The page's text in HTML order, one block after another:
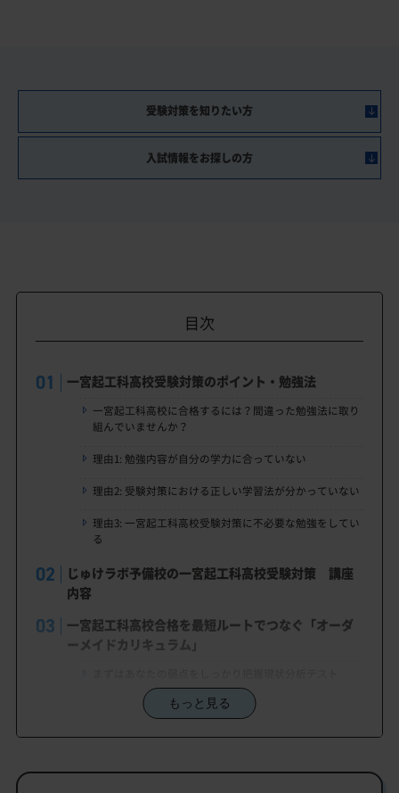
受験対策を知りたい方
入試情報をお探しの方
目次
一宮起工科高校受験対策のポイント・勉強法
一宮起工科高校に合格するには？間違った勉強法に取り
組んでいませんか？
理由1: 勉強内容が自分の学力に合っていない
理由2: 受験対策における正しい学習法が分かっていない
理由3: 一宮起工科高校受験対策に不必要な勉強をしてい
る
じゅけラボ予備校の一宮起工科高校受験対策 講座
内容
一宮起工科高校合格を最短ルートでつなぐ「オーダ
ーメイドカリキュラム」
あなただけの学習計画だから成果が出る！一宮起工科高
校合格に向けた受験対策カリキュラム
もっと見る